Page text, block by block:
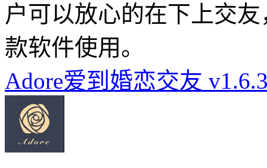
户可以放心的在下上交
款软件使用。
Adore爱到婚恋交友